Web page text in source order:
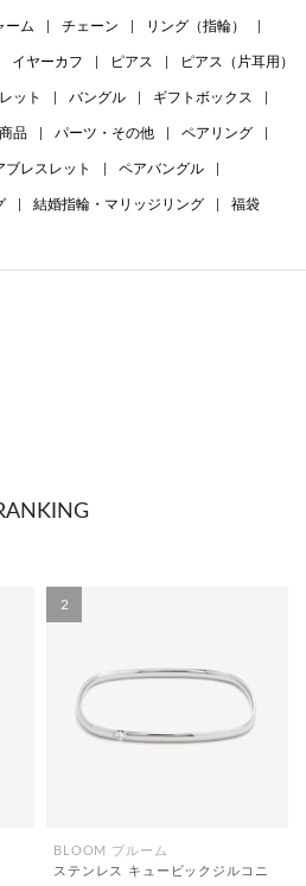
ーム チェーン リング（指輪）
イヤーカフ ピアス ピアス（片耳用）
ット バングル ギフトボックス
品 パーツ・その他 ペアリング
ブレスレット ペアバングル
結婚指輪・マリッジリング 福袋
2
BLOOM ブルーム
ステンレス キュービックジルコニ